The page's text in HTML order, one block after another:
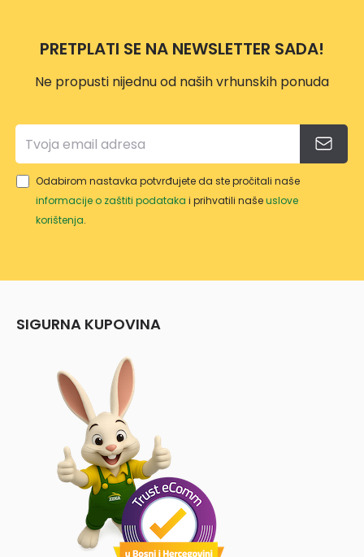
PRETPLATI SE NA NEWSLETTER SADA!
Ne propusti nijednu od naših vrhunskih ponuda
Odabirom nastavka potvrđujete da ste pročitali naše
informacije o zaštiti podataka i prihvatili našeuslove
korištenja.
SIGURNA KUPOVINA